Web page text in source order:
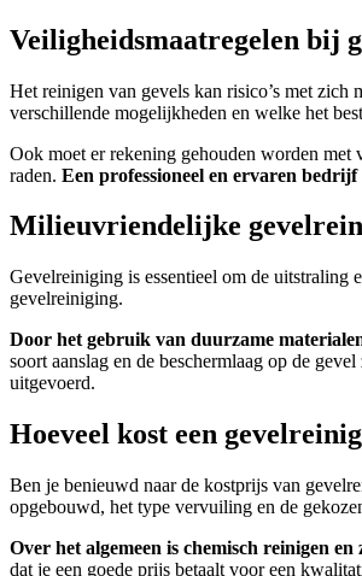
Veiligheidsmaatregelen bij
Het reinigen van gevels kan risico’s met zich
verschillende mogelijkheden en welke het
Ook moet er rekening gehouden worden met
raden. Een professioneel en ervaren
Milieuvriendelijke
Gevelreiniging is essentieel om de uitstraling
gevelreiniging.
Door het gebruik van duurzame
soort aanslag en de beschermlaag op de
uitgevoerd.
Hoeveel kost een
Ben je benieuwd naar de kostprijs van
opgebouwd, het type vervuiling en de
Over het algemeen is chemisch reinigen
dat je een goede prijs betaalt voor een